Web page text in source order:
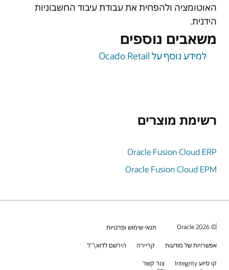
האוטומציה ולהפחית את עבודת עיבוד החשבוניות
הידנית.
משאבים נוספים
למידע נוסף על Ocado Retail
רשימת מוצרים
Oracle Fusion Cloud ERP
Oracle Fusion Cloud EPM
© 2026 Oracle תנאי שימוש ופרטיות
אפשרויות של מודעות קריירה הירשם לדוא\"ל
קו סיוע Integrity צור קשר